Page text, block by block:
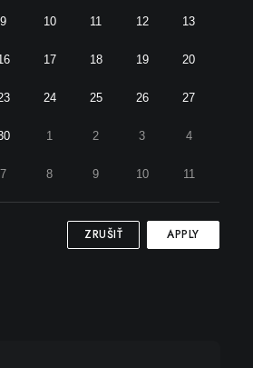
9 10 11 12 13
17 18 19 20
24 25 26 27
1 2 3 4
7 8 9 10 11
ZRUŠIŤ APPLY